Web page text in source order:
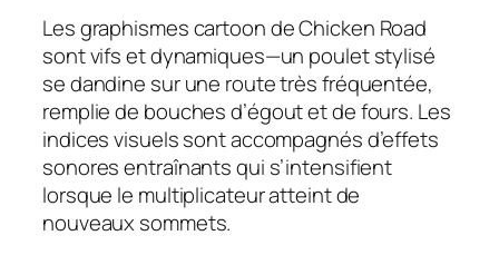
Les graphismes cartoon de Chicken Road
sont vifs et dynamiques—un poulet stylisé
se dandine sur une route très fréquentée,
remplie de bouches d’égout et de fours. Les
indices visuels sont accompagnés d’effets
sonores entraînants qui s’intensifient
lorsque le multiplicateur atteint de
nouveaux sommets.